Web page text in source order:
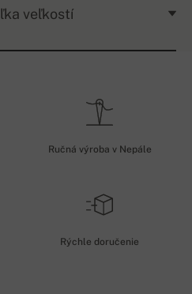
veľkostí
Ručná výroba v Nepále
Rýchle doručenie